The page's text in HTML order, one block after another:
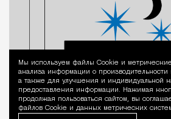
Мы используем файлы Сookie и
анализа информации о производительности
а также для улучшения и индивидуальной
предоставления информации. Нажимая
продолжая пользоваться сайтом, вы
файлов Cookie и данных метрических